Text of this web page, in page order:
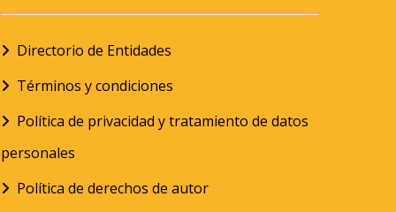
Directorio de Entidades
Términos y condiciones
Política de privacidad y tratamiento de datos
personales
Política de derechos de autor